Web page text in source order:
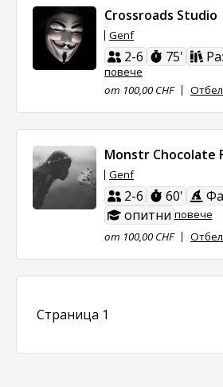
Crossroads Studio
Genf
2-6 75'
повече
от 100,00 CHF
Monstr Chocolate
Genf
2-6 60'
опитни повече
от 100,00 CHF
Страница 1